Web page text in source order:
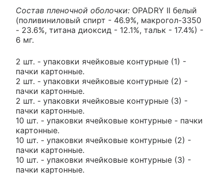
Состав пленочной оболочки: OPADRY II белый
(поливиниловый спирт - 46.9%, макрогол-3350
- 23.6%, титана диоксид - 12.1%, тальк - 17.4%) -
6 мг.
2 шт. - упаковки ячейковые контурные (1) -
пачки картонные.
2 шт. - упаковки ячейковые контурные (2) -
пачки картонные.
2 шт. - упаковки ячейковые контурные (3) -
пачки картонные.
10 шт. - упаковки ячейковые контурные - пачки
картонные.
10 шт. - упаковки ячейковые контурные (2) -
пачки картонные.
10 шт. - упаковки ячейковые контурные (3) -
пачки картонные.